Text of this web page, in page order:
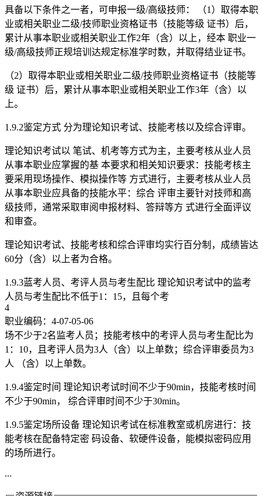
具备以下条件之一者，可申报一级/高级技师： （1）取得本职
业或相关职业二级/技师职业资格证书（技能等级 证书）后，
累计从事本职业或相关职业工作2年（含）以上，经本 职业一
级/高级技师正规培训达规定标准学时数，并取得结业证书。
（2）取得本职业或相关职业二级/技师职业资格证书（技能等
级 证书）后，累计从事本职业或相关职业工作3年（含）以
上。
1.9.2鉴定方式 分为理论知识考试、技能考核以及综合评审。
理论知识考试以 笔试、机考等方式为主，主要考核从业人员
从事本职业应掌握的基 本要求和相关知识要求：技能考核主
要采用现场操作、模拟操作等 方式进行，主要考核从业人员
从事本职业应具备的技能水平：综合 评审主要针对技师和高
级技师，通常采取审阅申报材料、答辩等方 式进行全面评议
和审查。
理论知识考试、技能考核和综合评审均实行百分制，成绩皆达
60分（含）以上者为合格。
1.9.3蓝考人员、考评人员与考生配比 理论知识考试中的监考
人员与考生配比不低于1：15，且每个考
4
职业编码：4-07-05-06
场不少于2名监考人员；技能考核中的考评人员与考生配比为
1：10，且考评人员为3人（含）以上单数；综合评审委员为3
人 （含）以上单数。
1.9.4鉴定时间 理论知识考试时间不少于90min，技能考核时间
不少于90min， 综合评审时间不少于30min。
1.9.5鉴定场所设备 理论知识考试在标准教室或机房进行：技
能考核在配备特定密 码设备、软硬件设备，能模拟密码应用
的场所进行。
...